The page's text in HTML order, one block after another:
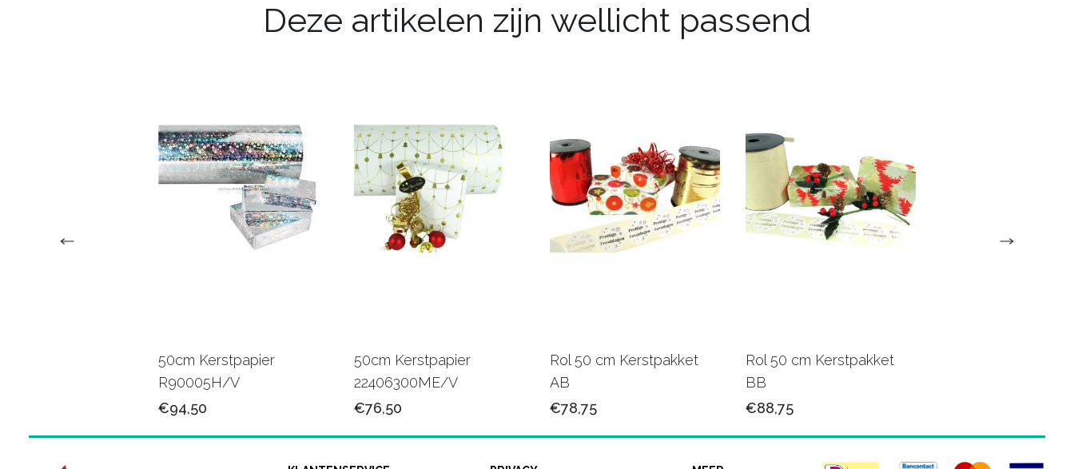
Deze artikelen zijn wellicht passend
50cm Kerstpapier
R90005H/V
€94,50
50cm Kerstpapier
22406300ME/V
€76,50
Rol 50 cm Kerstpakket
AB
€78,75
Rol 50 cm Kerstpakket
BB
€88,75